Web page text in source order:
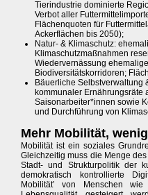
Tierindustrie dominierte
Verbot aller
Flächenquoten für
Ackerflächen bis 2050);
Natur- & Klimaschutz:
Klimaschutzmaßnahmen
Wiedervernässung
Biodiversitätskorridoren;
Bäuerliche Selbstverwaltung
kommunaler Ernährungsräte
Saisonarbeiter*innen sowie
und Durchführung von
Mehr Mobilität,
Mobilität ist ein soziales
Gleichzeitig muss die Menge
Stadt- und Strukturpolitik der
demokratisch kontrollierte
Mobilität’ von Menschen